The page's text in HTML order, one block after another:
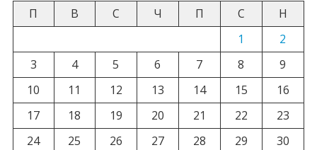
П
В С Ч П С
Н
1
2
3
4 5 6 7 8
9
10
11 12 13 14 15
16
17
18 19 20 21 22
23
24
25 26 27 28 29
30